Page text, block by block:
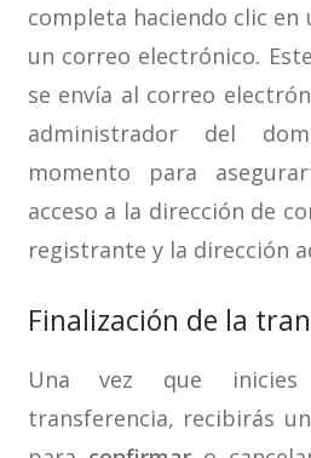
completa haciendo clic en
un correo electrónico.
se envía al correo
administrador del
momento para
acceso a la dirección de
registrante y la dirección
Finalización de la
Una vez que
transferencia, recibirás